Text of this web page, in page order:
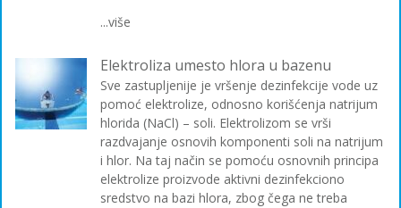
...više
Elektroliza umesto hlora u bazenu
Sve zastupljenije je vršenje dezinfekcije vode uz
pomoć elektrolize, odnosno korišćenja natrijum
hlorida (NaCl) – soli. Elektrolizom se vrši
razdvajanje osnovih komponenti soli na natrijum
i hlor. Na taj način se pomoću osnovnih principa
elektrolize proizvode aktivni dezinfekciono
sredstvo na bazi hlora, zbog čega ne treba